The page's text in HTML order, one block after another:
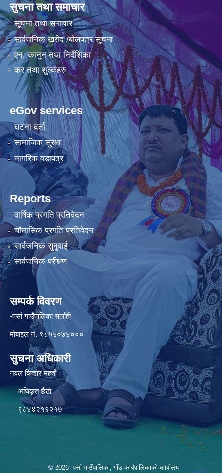
सुचना तथा समाचार
सूचना तथा समाचार
सार्वजनिक खरीद /बोलपत्र सूचना
एन, कानुन तथा निर्देशिका
कर तथा शुल्कहरु
eGov services
घटना दर्ता
सामाजिक सुरक्षा
नागरिक वडापत्र
Reports
वार्षिक प्रगति प्रतिवेदन
चौमासिक प्रगति प्रतिवेदन
सार्वजनिक सुनुवाई
सार्वजनिक परीक्षण
सम्पर्क विवरण
-पर्सा गाउँपालिका सर्लाही
मोबाइल नं. ९८५४०७४०००
सुचना अधिकारी
नवल किशोर महतो
अधिकृत छैठो
९८४४२१६२१७
© 2026 पर्सा गाउँपालिका, गाँउ कार्यपालिकाको कार्यालय